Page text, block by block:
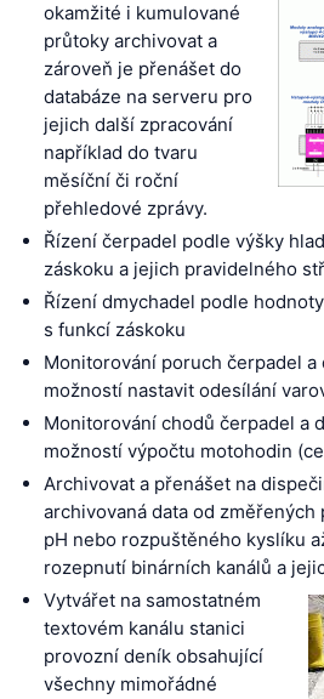
okamžité i kumulované
průtoky archivovat a
zároveň je přenášet do
databáze na serveru pro
jejich další zpracování
například do tvaru
měsíční či roční
přehledové zprávy.
Řízení čerpadel podle výšky
záskoku a jejich pravidelného
Řízení dmychadel podle
s funkcí záskoku
Monitorování poruch čerpadel a
možností nastavit odesílání
Monitorování chodů čerpadel a
možností výpočtu motohodin
Archivovat a přenášet na
archivovaná data od
pH nebo rozpuštěného kyslíku
rozepnutí binárních kanálů a
Vytvářet na samostatném
textovém kanálu stanici
provozní deník obsahující
všechny mimořádné